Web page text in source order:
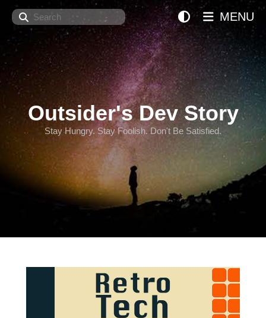
Search
Outsider's Dev Story
Stay Hungry. Stay Foolish. Don't Be Satisfied.
MENU